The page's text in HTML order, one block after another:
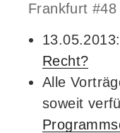
Frankfurt
13.05.2013:
Recht?
Alle
soweit